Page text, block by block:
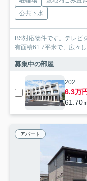
公共下水
BS対応物件です。テレビ
有面積61.7平米で、広々
募集中の部屋
202
6.3万
61.70
アパート